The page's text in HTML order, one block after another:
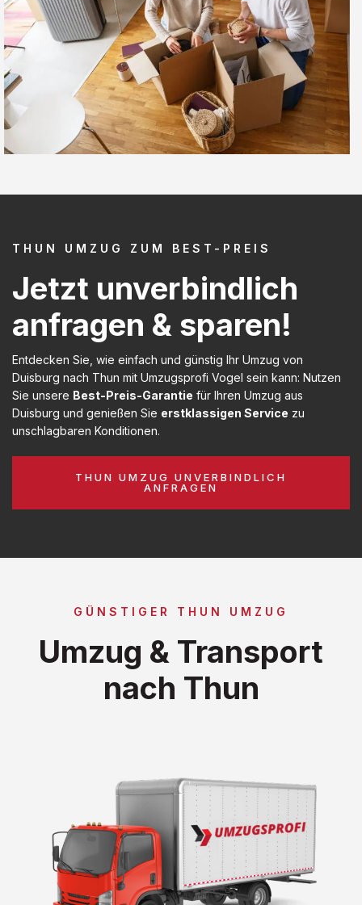
THUN UMZUG ZUM BEST-PREIS
Jetzt unverbindlich
anfragen & sparen!
Entdecken Sie, wie einfach und günstig Ihr Umzug von
Duisburg nach Thun mit Umzugsprofi Vogel sein kann: Nutzen
Sie unsere Best-Preis-Garantie für Ihren Umzug aus
Duisburg und genießen Sie erstklassigen Service zu
unschlagbaren Konditionen.
THUN UMZUG UNVERBINDLICH
ANFRAGEN
GÜNSTIGER THUN UMZUG
Umzug & Transport
nach Thun